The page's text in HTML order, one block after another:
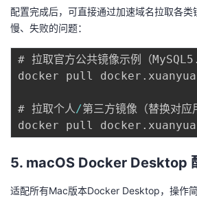
配置完成后，可直接通过加速域名拉取各类
慢、失败的问题：
# 拉取官方公共镜像示例（MySQL5 .
docker pull docker .
# 拉取个人 /第三方镜像（替换对
docker pull docker .
5. macOS Docker Desktop
适配所有Mac版本Docker Desktop，操作简